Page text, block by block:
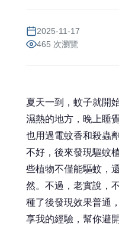
2025-11-17
465 次瀏覽
夏天一到，蚊子就開
濕熱的地方，晚上睡
也用過電蚊香和殺蟲
不好，後來發現驅蚊
些植物不僅能驅蚊，
然。不過，老實說，
種了後發現效果普通
享我的經驗，幫你避